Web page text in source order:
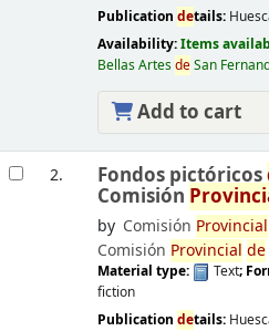
Publication details:
Availability:Items
Bellas ArtesdeSan
Add to cart
2. Fondos pictóricos
Comisión
by Comisión Provincial
Comisión Provincial de
Material type: Text;
fiction
Publication details: